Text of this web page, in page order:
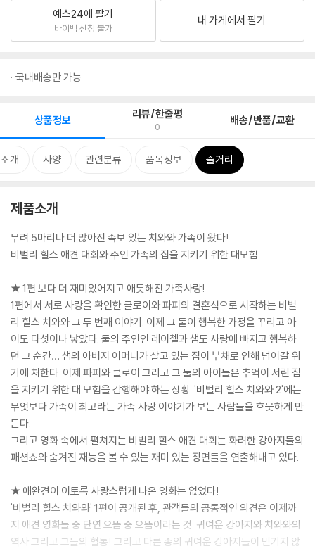
예스24에 팔기
바이백 신청 불가
내 가게에서 팔기
국내배송만 가능
상품정보 리뷰/한줄평
0 배송/반품/교환
개 사양 관련분류 품목정보 줄거리
제품소개
무려 5마리나 더 많아진 족보 있는 치와와 가족이 왔다!
비벌리 힐스 애견 대회와 주인 가족의 집을 지키기 위한 대모험
★ 1편 보다 더 재미있어지고 애틋해진 가족사랑!
1편에서 서로 사랑을 확인한 클로이와 파피의 결혼식으로 시작하는 비벌
리 힐스 치와와 그 두 번째 이야기. 이제 그 둘이 행복한 가정을 꾸리고 아
이도 다섯이나 낳았다. 둘의 주인인 레이첼과 샘도 사랑에 빠지고 행복하
던 그 순간… 샘의 아버지 어머니가 살고 있는 집이 부채로 인해 넘어갈 위
기에 처한다. 이제 파피와 클로이 그리고 그 둘의 아이들은 추억이 서린 집
을 지키기 위한 대 모험을 감행해야 하는 상황. '비벌리 힐스 치와와 2'에는
무엇보다 가족이 최고라는 가족 사랑 이야기가 보는 사람들을 흐뭇하게 만
든다.
그리고 영화 속에서 펼쳐지는 비벌리 힐스 애견 대회는 화려한 강아지들의
패션쇼와 숨겨진 재능을 볼 수 있는 재미 있는 장면들을 연출해내고 있다.
★ 애완견이 이토록 사랑스럽게 나온 영화는 없었다!
'비벌리 힐스 치와와' 1편이 공개된 후, 관객들의 공통적인 의견은 이제까
지 애견 영화들 중 단연 으뜸 중 으뜸이라는 것. 귀여운 강아지와 치와와의
역사 그리고 그들의 혈통! 그리고 다른 종의 귀여운 강아지들이 믿기지 않